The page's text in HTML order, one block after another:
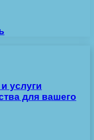
услуги
для вашего